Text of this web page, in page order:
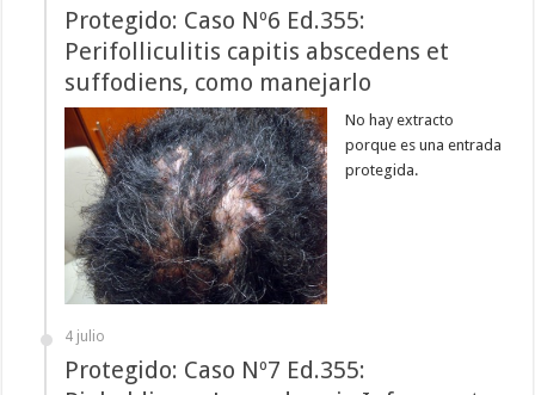
Protegido: Caso Nº6 Ed.355:
Perifolliculitis capitis abscedens et
suffodiens, como manejarlo
No hay extracto
porque es una entrada
protegida.
4 julio
Protegido: Caso Nº7 Ed.355: